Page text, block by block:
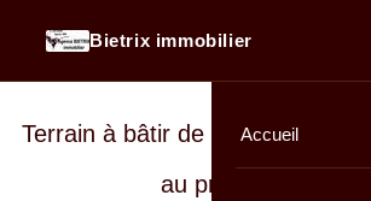
Bietrix immobilier
Accueil
Terrain à bâtir de 405 m² environ
au prix de